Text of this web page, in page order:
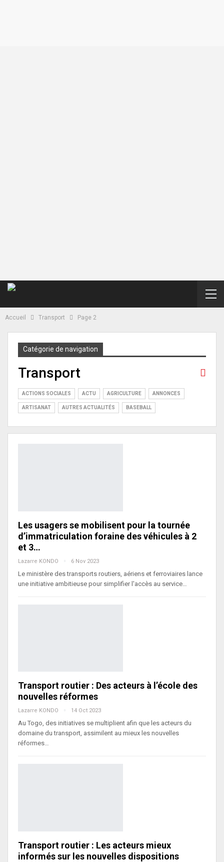
Accueil Transport Page 2
Catégorie de navigation
Transport
ACTIONS SOCIALES ACTU AGRICULTURE ANNONCES
ARTISANAT AUTRES ACTUALITÉS BASEBALL
Les usagers se mobilisent pour la tournée
d’immatriculation foraine des véhicules à 2
et 3…
Lazarre KONDO 6 Nov 2023
Le ministère des transports routiers, aériens et ferroviaires lance
une initiative ambitieuse pour simplifier l'accès au service…
Transport routier : Des acteurs à l’école des
nouvelles réformes
Lazarre KONDO 14 Oct 2023
Au Togo, des initiatives se multiplient afin que les acteurs du
domaine du transport, assimilent au mieux les nouvelles
réformes…
Transport routier : Les acteurs mieux
informés sur les nouvelles dispositions